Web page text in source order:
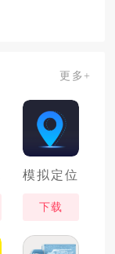
更多+
模拟定位
下载